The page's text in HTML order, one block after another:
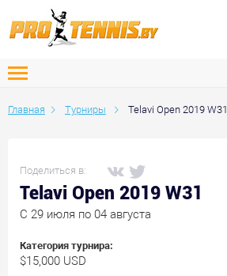
Главная Турниры Telavi Open 2019 W31
Поделиться в:
Telavi Open 2019 W31
C 29 июля по 04 августа
Категория турнира:
$15,000 USD